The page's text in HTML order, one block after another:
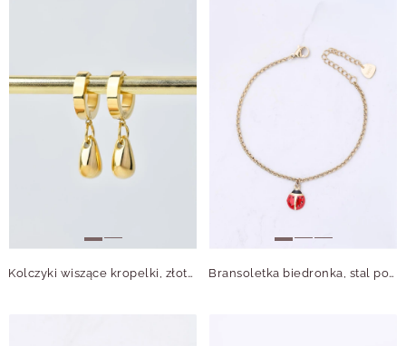
Kolczyki wiszące kropelki, złoty S207648Z00 Bransoletka biedronka, stal pozłacana S112732Z00